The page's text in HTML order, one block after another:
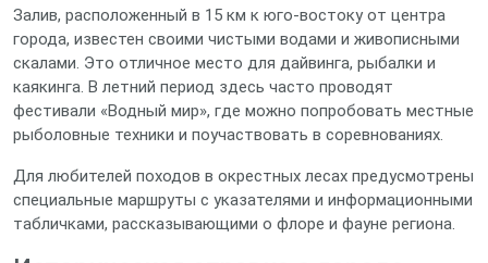
Залив, расположенный в 15 км к юго‑востоку от центра
города, известен своими чистыми водами и живописными
скалами. Это отличное место для дайвинга, рыбалки и
каякинга. В летний период здесь часто проводят
фестивали «Водный мир», где можно попробовать местные
рыболовные техники и поучаствовать в соревнованиях.
Для любителей походов в окрестных лесах предусмотрены
специальные маршруты с указателями и информационными
табличками, рассказывающими о флоре и фауне региона.